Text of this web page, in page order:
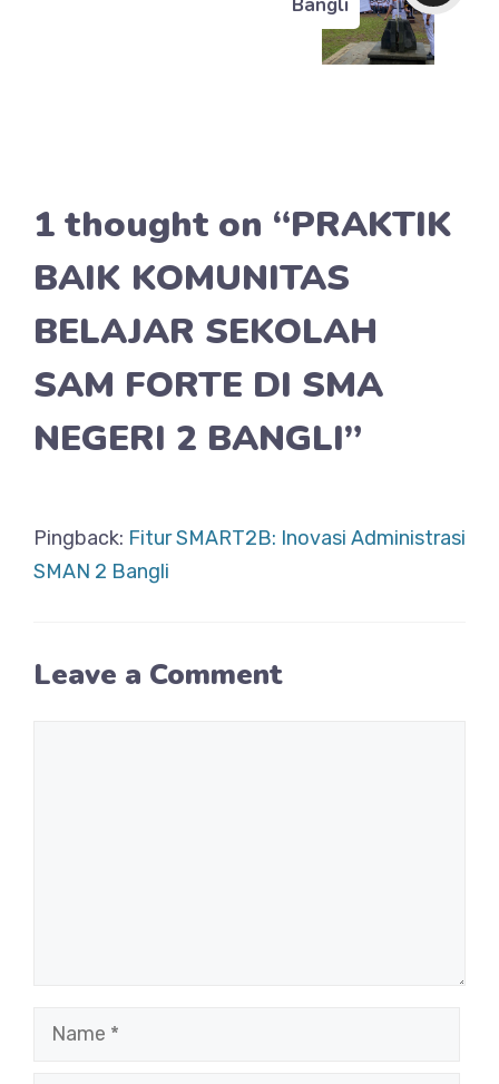
1 thought on “PRAKTIK
BAIK KOMUNITAS
BELAJAR SEKOLAH
SAM FORTE DI SMA
NEGERI 2 BANGLI”
Pingback: Fitur SMART2B: Inovasi Administrasi
SMAN 2 Bangli
Leave a Comment
Name